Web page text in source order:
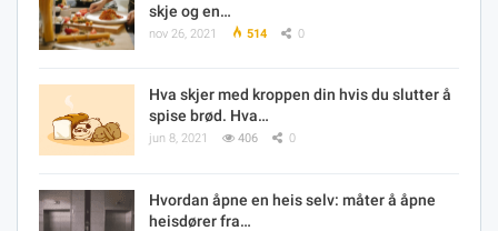
skje og en…
nov 26, 2021 514 0
Hva skjer med kroppen din hvis du slutter å
spise brød. Hva…
jun 8, 2021 406 0
Hvordan åpne en heis selv: måter å åpne
heisdører fra…